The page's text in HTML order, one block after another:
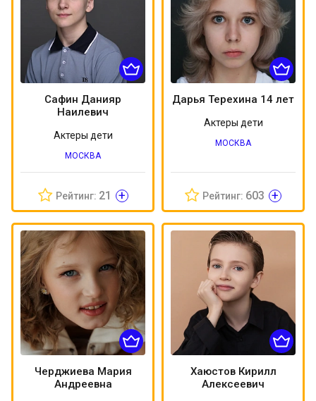
Сафин Данияр
Наилевич
Актеры дети
МОСКВА
Рейтинг: 21 +
Дарья Терехина 14 лет
Актеры дети
МОСКВА
Рейтинг: 603 +
Черджиева Мария
Андреевна
Хаюстов Кирилл
Алексеевич